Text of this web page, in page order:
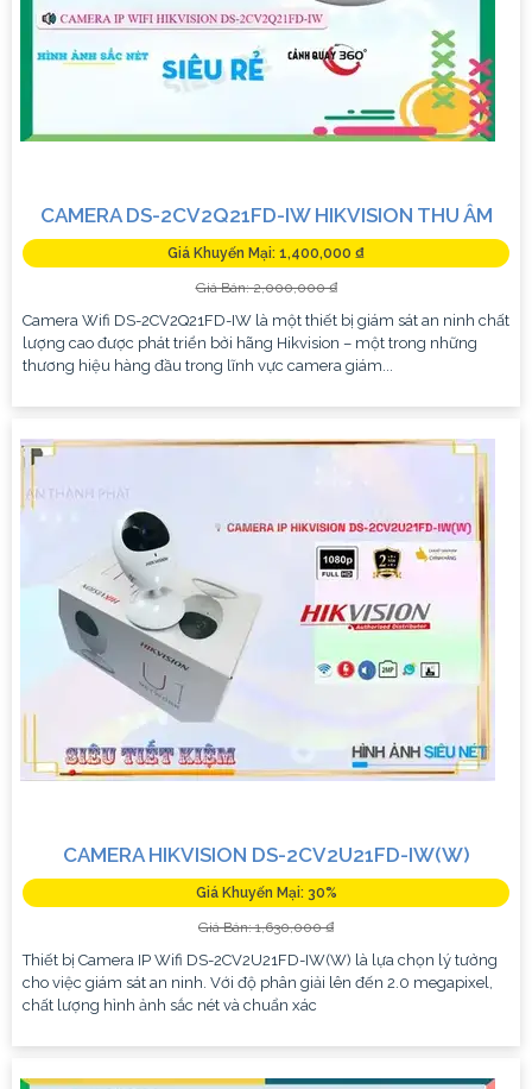
CAMERA DS-2CV2Q21FD-IW HIKVISION THU ÂM
Giá Khuyến Mại: 1,400,000 ₫
Giá Bán: 2,000,000 ₫
Camera Wifi DS-2CV2Q21FD-IW là một thiết bị giám sát an ninh chất
lượng cao được phát triển bởi hãng Hikvision – một trong những
thương hiệu hàng đầu trong lĩnh vực camera giám...
CAMERA HIKVISION DS-2CV2U21FD-IW(W)
Giá Khuyến Mại: 30%
Giá Bán: 1,630,000 ₫
Thiết bị Camera IP Wifi DS-2CV2U21FD-IW(W) là lựa chọn lý tưởng
cho việc giám sát an ninh. Với độ phân giải lên đến 2.0 megapixel,
chất lượng hình ảnh sắc nét và chuẩn xác